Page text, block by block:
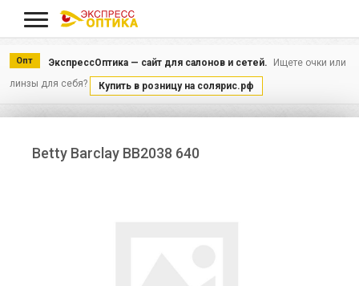
Опт ЭкспрессОптика — сайт для салонов и сетей.
Ищете очки или
линзы для себя?
Купить в розницу на солярис.рф
Betty Barclay BB2038 640